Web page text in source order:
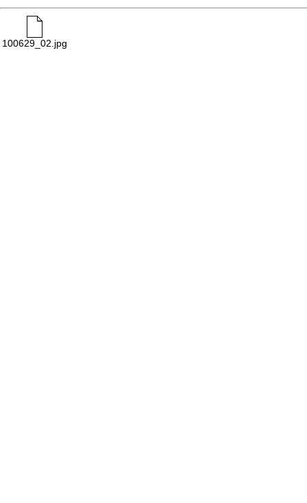
100629_02.jpg